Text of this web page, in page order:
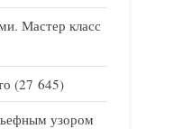
Мастер класс
(27 645)
узором